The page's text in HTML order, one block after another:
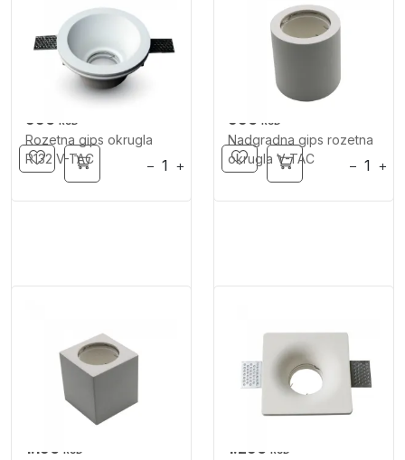
990 RSD
− +
990 RSD
− +
Rozetna gips okrugla
R132 V-TAC
1.190 RSD
Nadgradna gips rozetna
okrugla V-TAC
1.290 RSD